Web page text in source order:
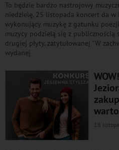
To będzie bardzo nastrojowy
niedzielę, 25 listopada koncert da w
wykonujący muzykę z gatunku
muzycy podzielą się z
drugiej płyty, zatytułowanej "W
wydanej
18